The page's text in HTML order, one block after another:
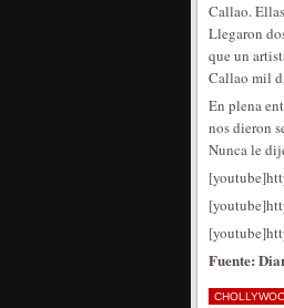
Callao.
Llegaron
que un
Callao mil
En plena
nos dieron
Nunca le
Fuente: